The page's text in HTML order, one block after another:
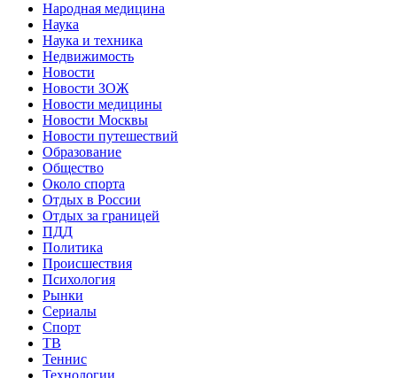
Народная медицина
Наука
Наука и техника
Недвижимость
Новости
Новости ЗОЖ
Новости медицины
Новости Москвы
Новости путешествий
Образование
Общество
Около спорта
Отдых в России
Отдых за границей
ПДД
Политика
Происшествия
Психология
Рынки
Сериалы
Спорт
ТВ
Теннис
Технологии